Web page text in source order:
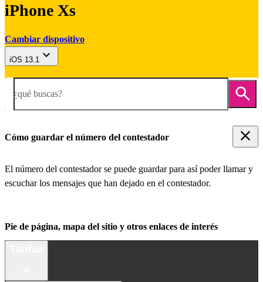
iPhone Xs
Cambiar dispositivo
iOS 13.1
¿qué buscas?
Cómo guardar el número del contestador
El número del contestador se puede guardar para así poder llamar y
escuchar los mensajes que han dejado en el contestador.
Pie de página, mapa del sitio y otros enlaces de interés